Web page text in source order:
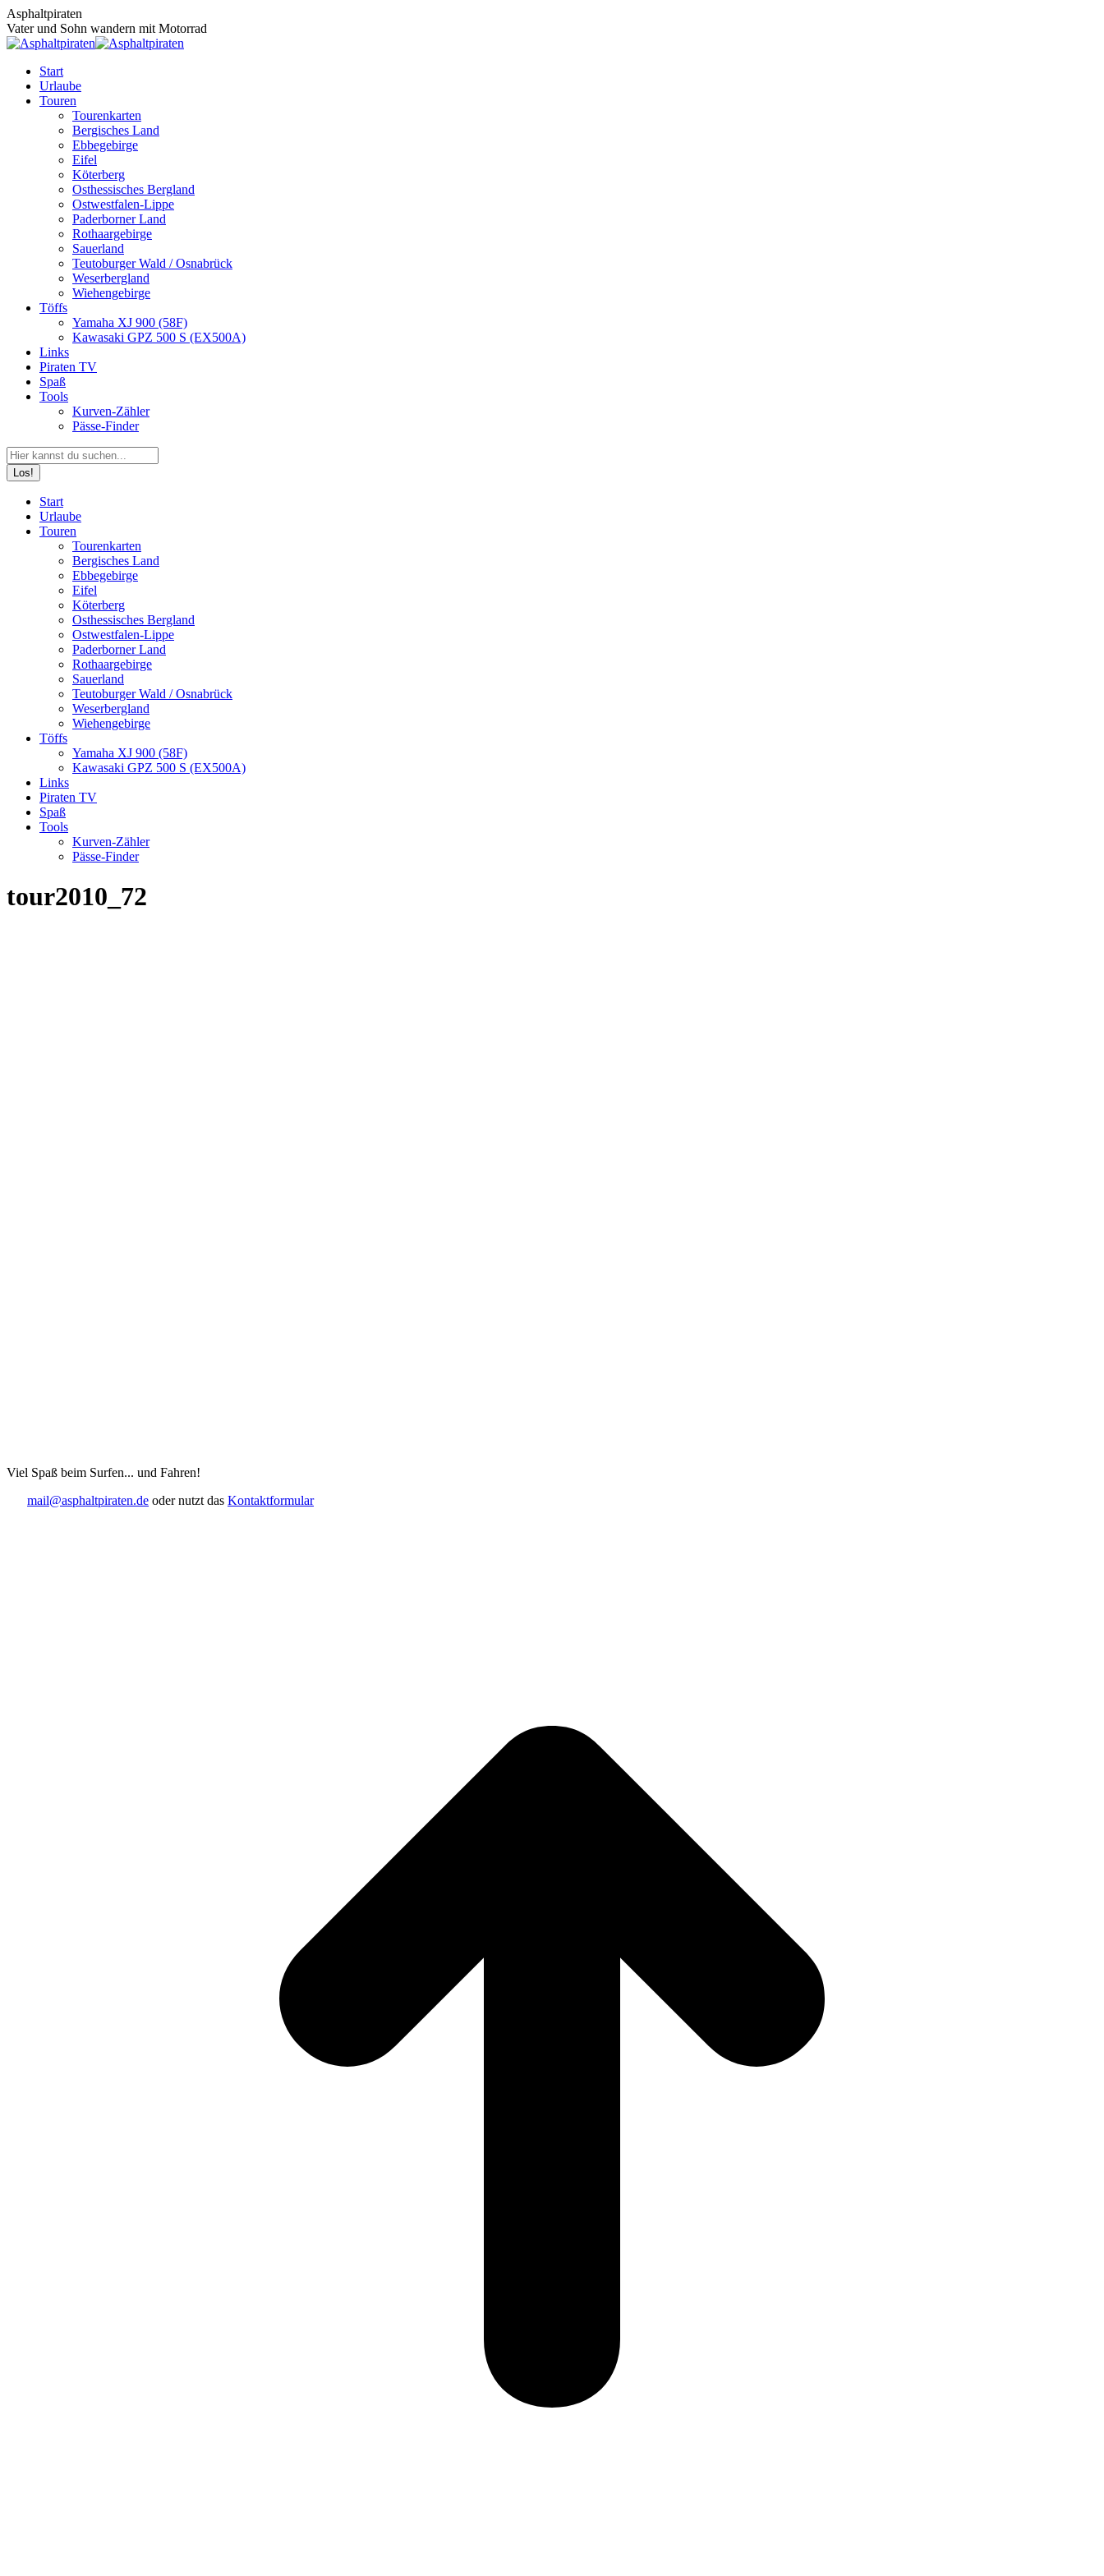
Zum
Inhalt
springen
Asphaltpiraten
Vater und Sohn wandern mit Motorrad
Start
Urlaube
Touren
Tourenkarten
Bergisches Land
Ebbegebirge
Eifel
Köterberg
Osthessisches Bergland
Ostwestfalen-Lippe
Paderborner Land
Rothaargebirge
Sauerland
Teutoburger Wald / Osnabrück
Weserbergland
Wiehengebirge
Töffs
Yamaha XJ 900 (58F)
Kawasaki GPZ 500 S (EX500A)
Links
Piraten TV
Spaß
Tools
Kurven-Zähler
Pässe-Finder
Search:
page
opens
page
opens
page
opens
Start
Urlaube
Touren
Tourenkarten
Bergisches Land
Ebbegebirge
Eifel
Köterberg
Osthessisches Bergland
Ostwestfalen-Lippe
Paderborner Land
Rothaargebirge
Sauerland
Teutoburger Wald / Osnabrück
Weserbergland
Wiehengebirge
Töffs
Yamaha XJ 900 (58F)
Kawasaki GPZ 500 S (EX500A)
Links
Piraten TV
Spaß
Tools
Kurven-Zähler
Pässe-Finder
tour2010_72
Viel Spaß beim Surfen... und Fahren!
mail@asphaltpiraten.de oder nutzt das Kontaktformular